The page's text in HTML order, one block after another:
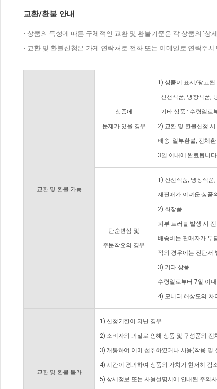
교환/환불 안내
- 상품의 특성에 따른 구체적인 교환 및 환불기준은 각 상품의 '상
- 교환 및 환불신청은 가게 연락처로 전화 또는 이메일로 연락주
교환 및 환불 가능
상품에
문제가 있을 경우
1) 상품이 표시/광고된
- 신선식품, 냉장식품,
- 기타 상품 : 수령일로
2) 교환 및 환불신청
배송, 일부환불, 전체
3일 이내에 완료됩니
단순변심 및
주문착오의 경우
1) 신선식품, 냉장식품
재판매가 어려운 상품
2) 화장품
피부 트러블 발생 시
배송비는 판매자가 부
적의 경우에는 진단서
3) 기타 상품
수령일로부터 7일 이
4) 모니터 해상도의 차
교환 및 환불 불가
1) 신청기한이 지난 경우
2) 소비자의 과실로 인해 상품 및 구성품의
3) 개봉하여 이미 섭취하였거나 사용(착용 및
4) 시간이 경과하여 상품의 가치가 현저히 감
5) 상세정보 또는 사용설명서에 안내된 주의